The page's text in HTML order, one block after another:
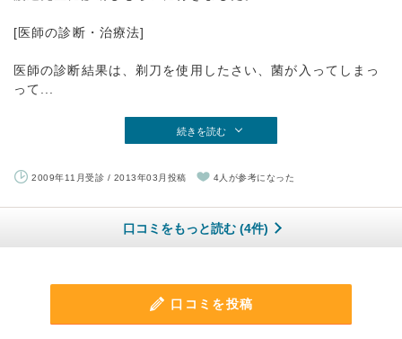
[医師の診断・治療法]
医師の診断結果は、剃刀を使用したさい、菌が入ってしまっ
って...
続きを読む
2009年11月受診 / 2013年03月投稿 4人が参考になった
口コミをもっと読む (4件)
口コミを投稿